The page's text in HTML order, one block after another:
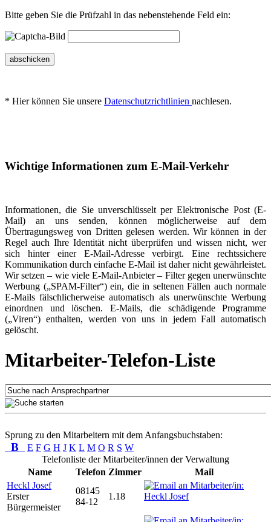
Bitte geben Sie die Prüfzahl in das nebenstehende Feld ein:
abschicken
* Hier können Sie unsere Datenschutzrichtlinien nachlesen.
Wichtige Informationen zum E-Mail-Verkehr
Informationen, die Sie unverschlüsselt per Elektronische Post (E-
Mail) an uns senden, können möglicherweise auf dem
Übertragungsweg von Dritten gelesen werden. Wir können in der
Regel auch Ihre Identität nicht überprüfen und wissen nicht, wer
sich hinter einer E-Mail-Adresse verbirgt. Eine rechtssichere
Kommunikation durch einfache E-Mail ist daher nicht gewährleistet.
Wir setzen – wie viele E-Mail-Anbieter – Filter gegen unerwünschte
Werbung („SPAM-Filter“) ein, die in seltenen Fällen auch normale
E-Mails fälschlicherweise automatisch als unerwünschte Werbung
einordnen und löschen. E-Mails, die schädigende Programme
(„Viren“) enthalten, werden von uns in jedem Fall automatisch
gelöscht.
Mitarbeiter-Telefon-Liste
Sprung zu den Mitarbeitern mit dem Anfangsbuchstaben:
B E F G H J K L M O R S W
Telefonliste der Mitarbeiter/innen der Verwaltung
Name
Telefon Zimmer
Mail
Heckl Josef
Erster
Bürgermeister
08145
84-12
1.18